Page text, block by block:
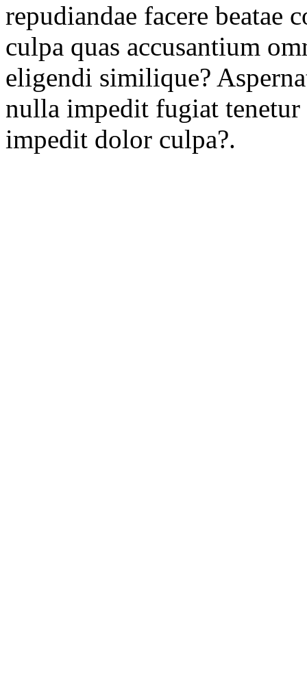
repudiandae facere beatae
culpa quas accusantium
eligendi similique?
nulla impedit fugiat
impedit dolor culpa?.